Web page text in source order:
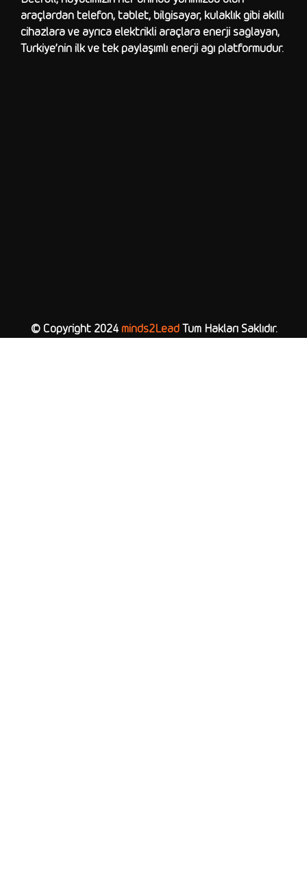
araçlardan telefon, tablet, bilgisayar, kulaklık gibi akıllı
cihazlara ve ayrıca elektrikli araçlara enerji sağlayan,
Türkiye’nin ilk ve tek paylaşımlı enerji ağı platformudur.
© Copyright 2024 minds2LeadTüm Hakları Saklıdır.